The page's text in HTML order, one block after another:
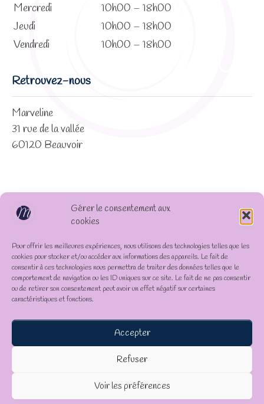
Gérer le consentement aux
cookies
Pour offrir les meilleures expériences, nous utilisons des technologies telles que les
cookies pour stocker et/ou accéder aux informations des appareils. Le fait de
consentir à ces technologies nous permettra de traiter des données telles que le
comportement de navigation ou les ID uniques sur ce site. Le fait de ne pas consentir
ou de retirer son consentement peut avoir un effet négatif sur certaines
caractéristiques et fonctions.
Accepter
Refuser
Voir les préférences
Mercredi
10h00 – 18h00
Jeudi
10h00 – 18h00
Vendredi
10h00 – 18h00
Retrouvez-nous
Marveline
31 rue de la vallée
60120 Beauvoir